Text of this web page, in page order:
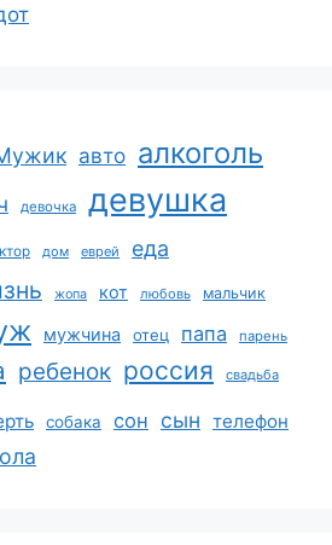
авто алкоголь
девочка девушка
дом еврей еда
жопа кот любовь мальчик
мужчина отец папа парень
ребенок россия свадьба
собака сон сын телефон